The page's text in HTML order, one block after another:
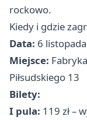
rockowo.
Kiedy i gdzie
Data: 6
Miejsce:
Piłsudskiego 13
Bilety:
I pula: 119 zł –